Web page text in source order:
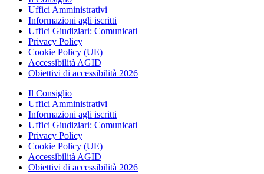
Uffici Amministrativi
Informazioni agli iscritti
Uffici Giudiziari: Comunicati
Privacy Policy
Cookie Policy (UE)
Accessibilità AGID
Obiettivi di accessibilità 2026
Il Consiglio
Uffici Amministrativi
Informazioni agli iscritti
Uffici Giudiziari: Comunicati
Privacy Policy
Cookie Policy (UE)
Accessibilità AGID
Obiettivi di accessibilità 2026